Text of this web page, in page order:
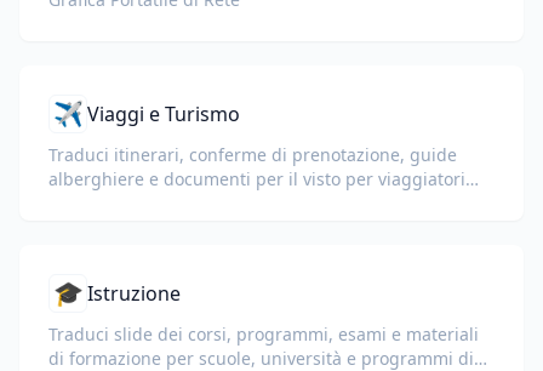
✈️Viaggi e Turismo
Traduci itinerari, conferme di prenotazione, guide
alberghiere e documenti per il visto per viaggiatori
🎓Istruzione
Traduci slide dei corsi, programmi, esami e materiali
di formazione per scuole, università e programmi di